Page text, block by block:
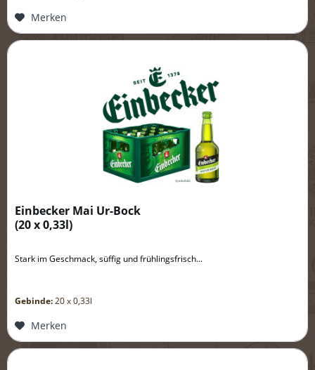
Merken
Einbecker Mai Ur-Bock
(20 x 0,33l)
Stark im Geschmack, süffig und frühlingsfrisch...
Gebinde:20 x 0,33l
Merken